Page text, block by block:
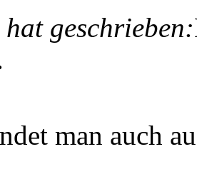
geschrieben:
man auch